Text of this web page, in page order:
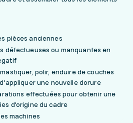
pièces anciennes
défectueuses ou manquantes en
polir, enduire de couches
une nouvelle dorure
effectuées pour obtenir une
d'origine du cadre
machines